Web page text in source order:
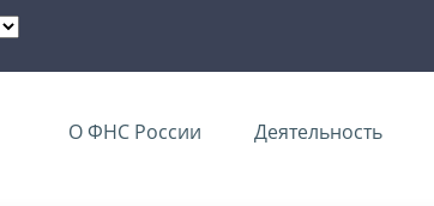
О ФНС России Деятельность